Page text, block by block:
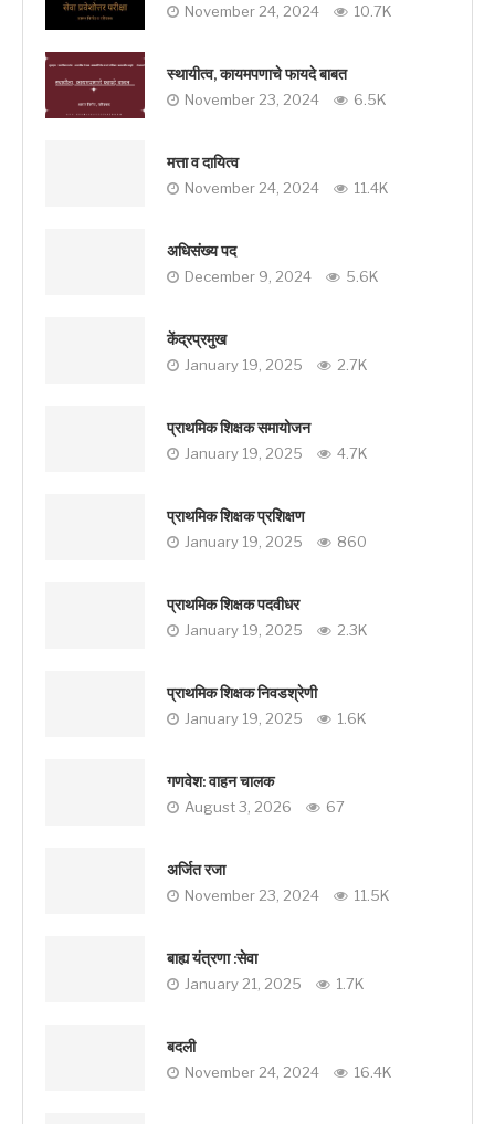
November 24, 2024 10.7K
स्थायीत्व, कायमपणाचे फायदे बाबत
November 23, 2024 6.5K
मत्ता व दायित्व
November 24, 2024 11.4K
अधिसंख्य पद
December 9, 2024 5.6K
केंद्रप्रमुख
January 19, 2025 2.7K
प्राथमिक शिक्षक समायोजन
January 19, 2025 4.7K
प्राथमिक शिक्षक प्रशिक्षण
January 19, 2025 860
प्राथमिक शिक्षक पदवीधर
January 19, 2025 2.3K
प्राथमिक शिक्षक निवडश्रेणी
January 19, 2025 1.6K
गणवेश: वाहन चालक
August 3, 2026 67
अर्जित रजा
November 23, 2024 11.5K
बाह्य यंत्रणा :सेवा
January 21, 2025 1.7K
बदली
November 24, 2024 16.4K